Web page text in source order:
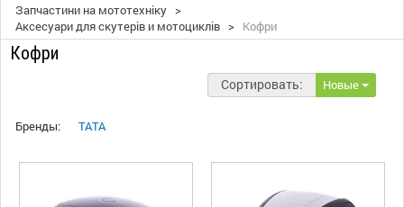
Запчастини на мототехніку >
Аксесуари для скутерів и мотоциклів > Кофри
Кофри
Сортировать: Новые
Бренды: TATA